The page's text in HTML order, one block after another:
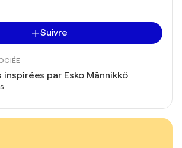
Suivre
inspirées par Esko Männikkö